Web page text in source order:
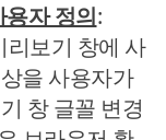
자 정의:
리보기 창에 사
을 사용자가
창 글꼴 변경